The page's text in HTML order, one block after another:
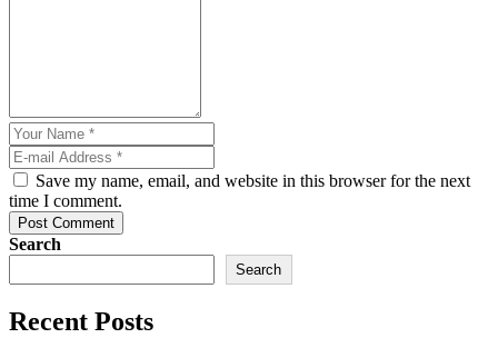
Save my name, email, and website in this browser for the next
time I comment.
Post Comment
Search
Search
Recent Posts